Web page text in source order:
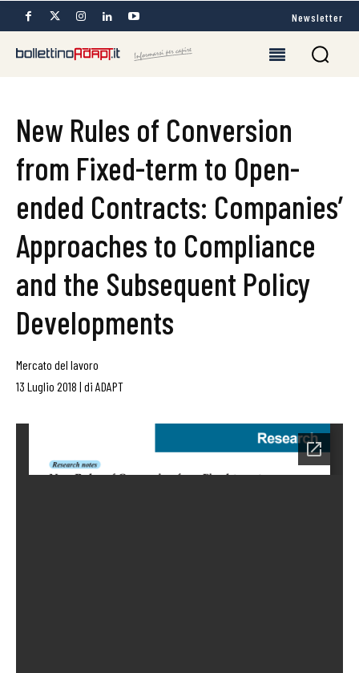
Newsletter
New Rules of Conversion
from Fixed-term to Open-
ended Contracts: Companies’
Approaches to Compliance
and the Subsequent Policy
Developments
Mercato del lavoro
13 Luglio 2018 | di ADAPT